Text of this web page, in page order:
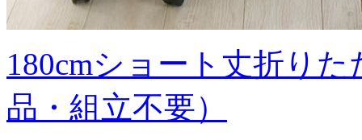
180cmショート丈折り
品・組立不要）